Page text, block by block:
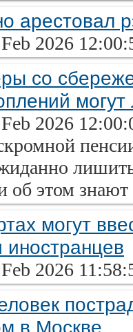
арестовал
2026
со
2026
этом знают
могут
иностранцев
2026
в Москве